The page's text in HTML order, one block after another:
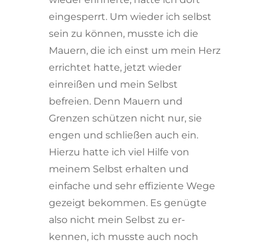
eingesperrt. Um wieder ich selbst
sein zu können, musste ich die
Mauern, die ich einst um mein Herz
errichtet hatte, jetzt wieder
einreißen und mein Selbst
befreien. Denn Mauern und
Grenzen schützen nicht nur, sie
engen und schließen auch ein.
Hierzu hatte ich viel Hilfe von
meinem Selbst erhalten und
einfache und sehr effiziente Wege
gezeigt bekommen. Es genügte
also nicht mein Selbst zu er-
kennen, ich musste auch noch